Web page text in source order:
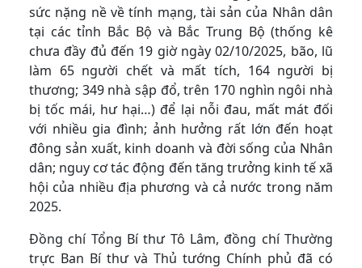
sức nặng nề về tính mạng, tài sản của Nhân dân
tại các tỉnh Bắc Bộ và Bắc Trung Bộ (thống kê
chưa đầy đủ đến 19 giờ ngày 02/10/2025, bão, lũ
làm 65 người chết và mất tích, 164 người bị
thương; 349 nhà sập đổ, trên 170 nghìn ngôi nhà
bị tốc mái, hư hại…) để lại nỗi đau, mất mát đối
với nhiều gia đình; ảnh hưởng rất lớn đến hoạt
đông sản xuất, kinh doanh và đời sống của Nhân
dân; nguy cơ tác động đến tăng trưởng kinh tế xã
hội của nhiều địa phương và cả nước trong năm
2025.
Đồng chí Tổng Bí thư Tô Lâm, đồng chí Thường
trực Ban Bí thư và Thủ tướng Chính phủ đã có